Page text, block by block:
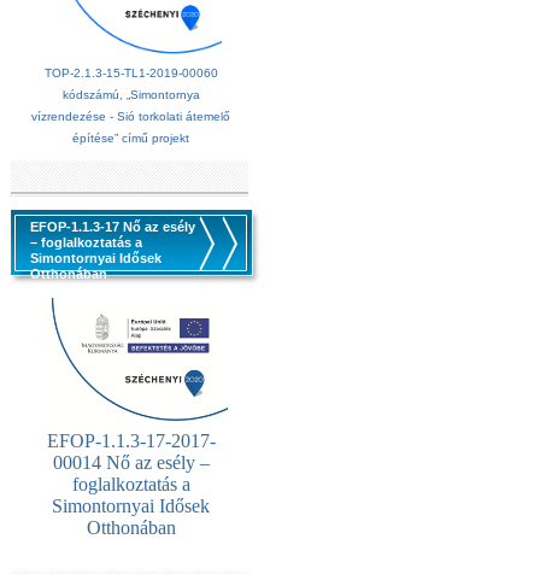
TOP-2.1.3-15-TL1-2019-00060
kódszámú, „Simontornya
vízrendezése - Sió torkolati átemelő
építése” című projekt
EFOP-1.1.3-17 Nő az esély
– foglalkoztatás a
Simontornyai Idősek
Otthonában
EFOP-1.1.3-17-2017-
00014 Nő az esély –
foglalkoztatás a
Simontornyai Idősek
Otthonában